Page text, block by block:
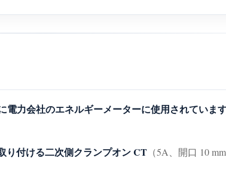
電力会社のエネルギーメーターに使用されていま
り付ける二次側クランプオン CT （5A、開口 10